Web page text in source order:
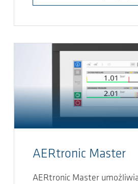
AERtronic Master
AERtronic Master